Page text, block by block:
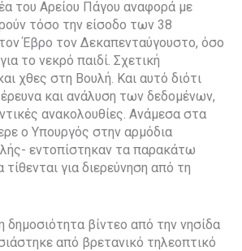
του Αρείου Πάγου αναφορά με
τόσο την είσοδο των 38
Έβρο τον Δεκαπενταύγουστο, όσο
το νεκρό παιδί. Σχετική
χθες στη Βουλή. Και αυτό διότι
και ανάλυση των δεδομένων,
ανακολουθίες. Ανάμεσα στα
ο Υπουργός στην αρμόδια
εντοπίστηκαν τα παρακάτω
τίθενται για διερεύνηση από τη
βίντεο από την νησίδα
από βρετανικό τηλεοπτικό